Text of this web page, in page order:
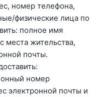
номер телефона,
физические лица по
полное имя
места жительства,
почты.
номер
электронной почты и